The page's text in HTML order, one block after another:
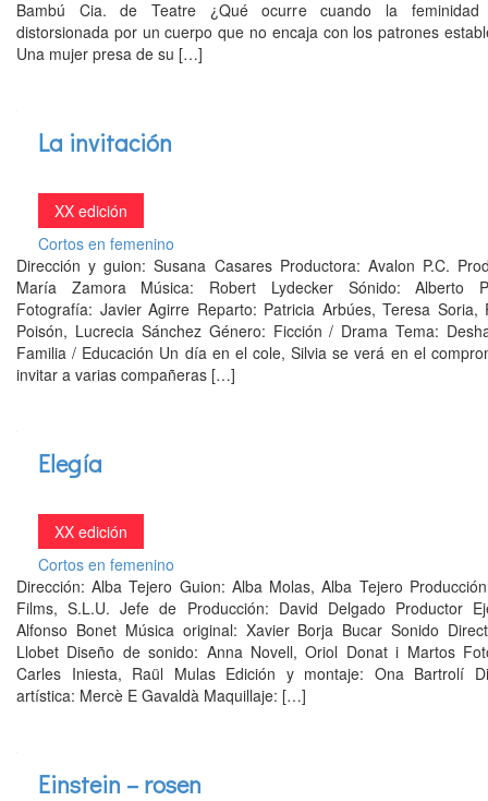
Bambú Cia. de Teatre ¿Qué ocurre cuando la
distorsionada por un cuerpo que no encaja con los patrones
Una mujer presa de su […]
La invitación
XX edición
Cortos en femenino
Dirección y guion: Susana Casares Productora: Avalon P.C.
María Zamora Música: Robert Lydecker Sónido: Alberto
Fotografía: Javier Agirre Reparto: Patricia Arbúes, Teresa Soria,
Poisón, Lucrecia Sánchez Género: Ficción / Drama Tema:
Familia / Educación Un día en el cole, Silvia se verá en el
invitar a varias compañeras […]
Elegía
XX edición
Cortos en femenino
Dirección: Alba Tejero Guion: Alba Molas, Alba Tejero
Films, S.L.U. Jefe de Producción: David Delgado Productor
Alfonso Bonet Música original: Xavier Borja Bucar Sonido
Llobet Diseño de sonido: Anna Novell, Oriol Donat i Martos
Carles Iniesta, Raül Mulas Edición y montaje: Ona Bartrolí
artística: Mercè E Gavaldà Maquillaje: […]
Einstein – rosen